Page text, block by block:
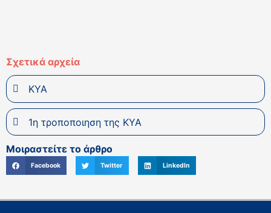
Σχετικά αρχεία
ΚΥΑ
1η τροποποιηση της ΚΥΑ
Μοιραστείτε το άρθρο
Facebook Twitter LinkedIn